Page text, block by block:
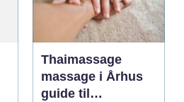
Thaimassage
massage i Århus
guide til